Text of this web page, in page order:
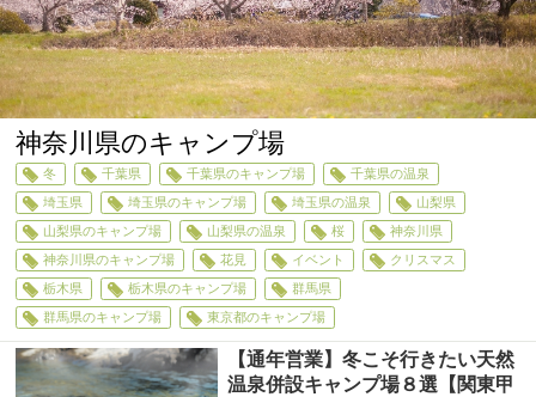
神奈川県のキャンプ場
冬 千葉県 千葉県のキャンプ場
千葉県の温泉
埼玉県
埼玉県のキャンプ場 埼玉県の温泉
山梨県
山梨県のキャンプ場
山梨県の温泉 桜
神奈川県
神奈川県のキャンプ場
花見 イベント
クリスマス
栃木県
栃木県のキャンプ場
群馬県
群馬県のキャンプ場
東京都のキャンプ場
【通年営業】冬こそ行きたい天然
温泉併設キャンプ場８選【関東甲